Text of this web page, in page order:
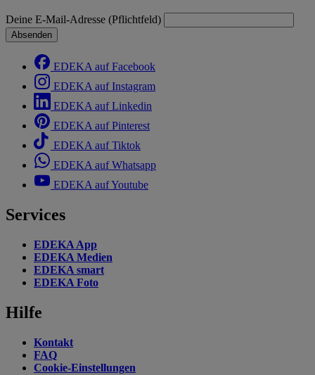
Deine E-Mail-Adresse (Pflichtfeld)
Absenden
EDEKA auf Facebook
EDEKA auf Instagram
EDEKA auf Linkedin
EDEKA auf Pinterest
EDEKA auf Tiktok
EDEKA auf Whatsapp
EDEKA auf Youtube
Services
EDEKA App
EDEKA Medien
EDEKA smart
EDEKA Foto
Hilfe
Kontakt
FAQ
Cookie-Einstellungen